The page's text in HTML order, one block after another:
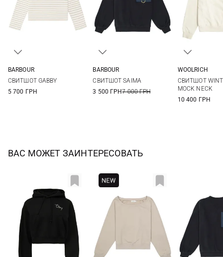
BARBOUR
СВИТШОТ GABBY
5 700 ГРН
BARBOUR
СВИТШОТ SAIMA
3 500 ГРН7 000 ГРН
WOOLRICH
СВИТШОТ
MOCK NECK
10 400 ГРН
ВАС МОЖЕТ ЗАИНТЕРЕСОВАТЬ